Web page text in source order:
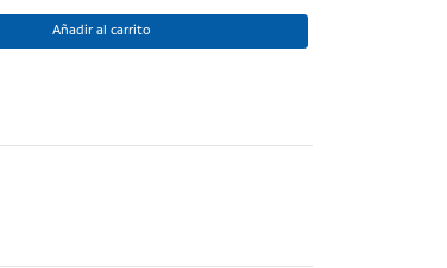
Añadir al carrito